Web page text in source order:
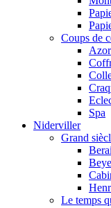
Coups de
Azor
Spa
Niderviller
Grand
Le temps